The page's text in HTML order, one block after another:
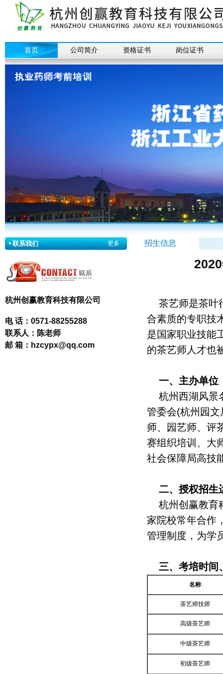
首页 公司简介 资格证书 岗位证书
联系我们 更多
杭州创赢教育科技有限公司
电 话： 0571-88255288
联系人： 陈老师
邮 箱： hzcypx@qq.com
招生信息
茶艺师是茶叶
合素质的专职技
是国家职业技能
的茶艺师人才也
一、主办单位
杭州西湖风景
管委会(杭州园
师、园艺师、评
赛组织培训、大
社会保障局高技
二、授权招生
杭州创赢教育
家院校常年合作
管理制度，为学
三、考培时间
名称
茶艺师技师
高级茶艺师
中级茶艺师
初级茶艺师